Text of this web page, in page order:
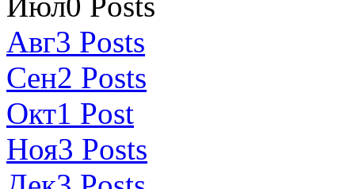
Авг3 Posts
Сен2 Posts
Окт1 Post
Ноя3 Posts